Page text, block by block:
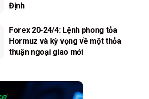
Định
Forex 20-24/4: Lệnh phong tỏa
Hormuz và kỳ vọng về một thỏa
thuận ngoại giao mới